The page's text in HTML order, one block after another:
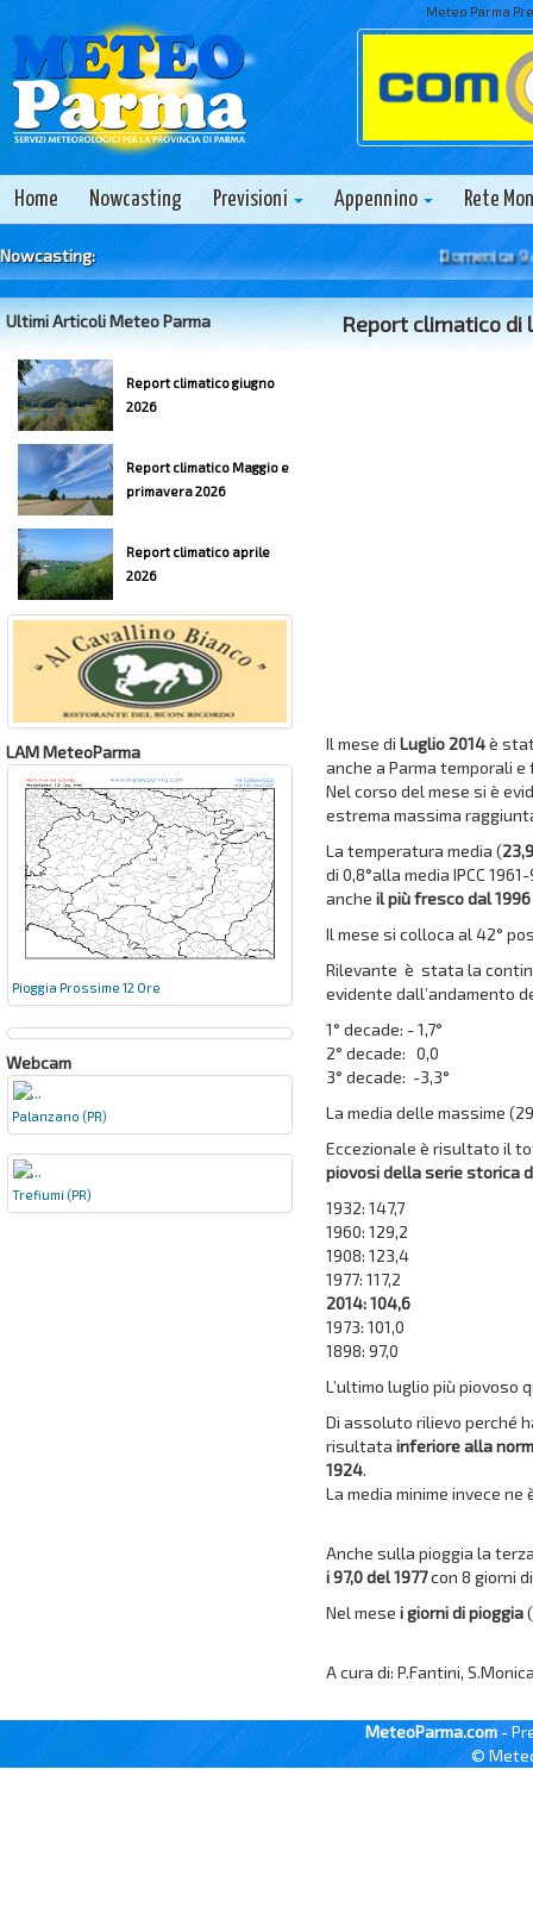
Meteo Parma
Home Nowcasting Previsioni Appennino Rete
Nowcasting: Domenica 9
Ultimi Articoli Meteo Parma
Report climatico giugno
2026
Report climatico Maggio e
primavera 2026
Report climatico aprile
2026
LAM MeteoParma
Pioggia Prossime 12 Ore
Webcam
Palanzano (PR)
Trefiumi (PR)
Report climatico di
Il mese diLuglio 2014è
anche a Parma temporali
Nel corso del mese si è
estrema massima
La temperatura media (
di 0,8°alla media IPCC
ancheil più fresco dal 1996
Il mese si colloca al 42°
Rilevante è stata la
evidente dall’andamento
1° decade: - 1,7°
2° decade: 0,0
3° decade: -3,3°
La media delle massime
Eccezionale è risultato il
piovosi della serie storica
1932: 147,7
1960: 129,2
1908: 123,4
1977: 117,2
2014: 104,6
1973: 101,0
1898: 97,0
L’ultimo luglio più piovoso
Di assoluto rilievo perché
risultatainferiore alla
1924.
La media minime invece
Anche sulla pioggia la
i 97,0 del 1977con 8 giorni
Nel mesei giorni di pioggia
A cura di: P.Fantini,
MeteoParma.com -
©